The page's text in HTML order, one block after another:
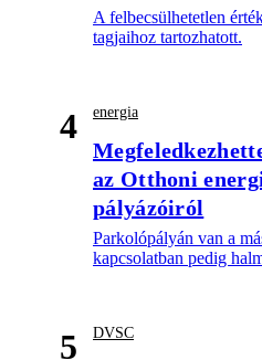
A felbecsülhetetlen
tagjaihoz tartozhatott.
4 energia
az Otthoni
pályázóiról
Parkolópályán van a
kapcsolatban pedig
5 DVSC